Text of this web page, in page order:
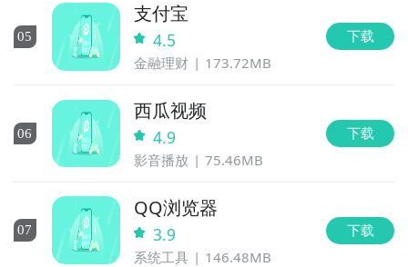
05
支付宝
4.5
金融理财 173.72MB
下载
06
西瓜视频
4.9
影音播放 75.46MB
下载
07
QQ浏览器
3.9
系统工具 146.48MB
下载